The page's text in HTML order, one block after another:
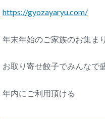
https://gyozayaryu.com/
年末年始のご家族のお集ま
お取り寄せ餃子でみんなで
年内にご利用頂ける